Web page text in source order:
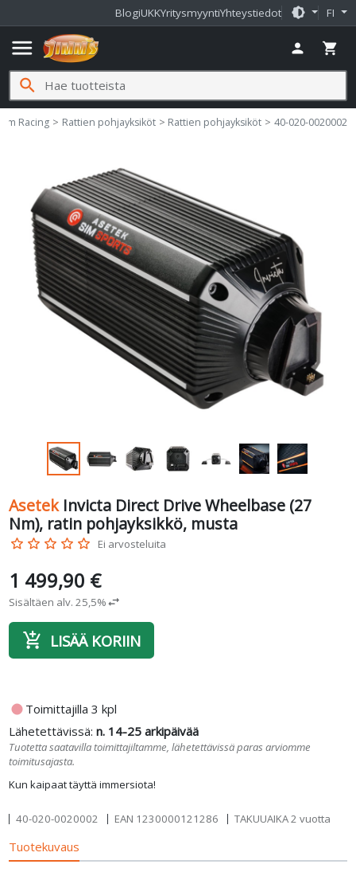
BlogiUKKYritysmyyntiYhteystiedot brightness_medium FI
menu person shopping_cart
search
Racing Rattien pohjayksiköt Rattien pohjayksiköt 40-020-0020002
Asetek Invicta Direct Drive Wheelbase (27
Nm), ratin pohjayksikkö, musta
star_border star_border star_border star_border star_border Ei arvosteluita
Kun kaipaat täyttä immersiota!
1 499,90 €
Sisältäen alv. 25,5%swap_horiz
add_shopping_cart LISÄÄ KORIIN
fiber_manual_record Toimittajilla 3 kpl
Lähetettävissä:n. 14-25 arkipäivää
Tuotetta saatavilla toimittajiltamme, lähetettävissä paras arviomme
toimitusajasta.
40-020-0020002 EAN 1230000121286 TAKUUAIKA 2 vuotta
Tuotekuvaus